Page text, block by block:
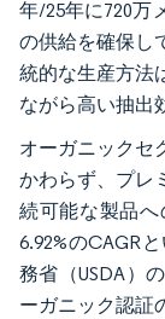
年/25年に720万
の供給を確保し
統的な生産方法
ながら高い抽出
オーガニックセ
かわらず、プレ
続可能な製品へ
6.92%のCAGR
務省（USDA）
ーガニック認証